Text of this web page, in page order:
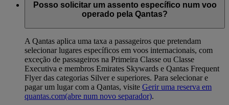
Posso solicitar um assento específico num voo
operado pela Qantas?
A Qantas aplica uma taxa a passageiros que pretendam
selecionar lugares específicos em voos internacionais, com
exceção de passageiros na Primeira Classe ou Classe
Executiva e membros Emirates Skywards e Qantas Frequent
Flyer das categorias Silver e superiores. Para selecionar e
pagar um lugar com a Qantas, visite Gerir uma reserva em
quantas.com(abre num novo separador).